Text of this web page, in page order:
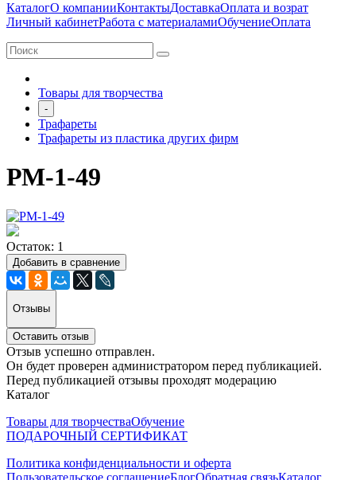
КаталогО компанииКонтактыДоставкаОплата и возрат
Личный кабинетРабота с материаламиОбучениеОплата
Товары для творчества
-
Трафареты
Трафареты из пластика других фирм
РМ-1-49
Остаток: 1
Добавить в сравнение
Отзывы
Оставить отзыв
Отзыв успешно отправлен.
Он будет проверен администратором перед публикацией.
Перед публикацией отзывы проходят модерацию
Каталог
Товары для творчестваОбучение
ПОДАРОЧНЫЙ СЕРТИФИКАТ
Политика конфиденциальности и оферта
Пользовательское соглашениеБлогОбратная связьКаталог